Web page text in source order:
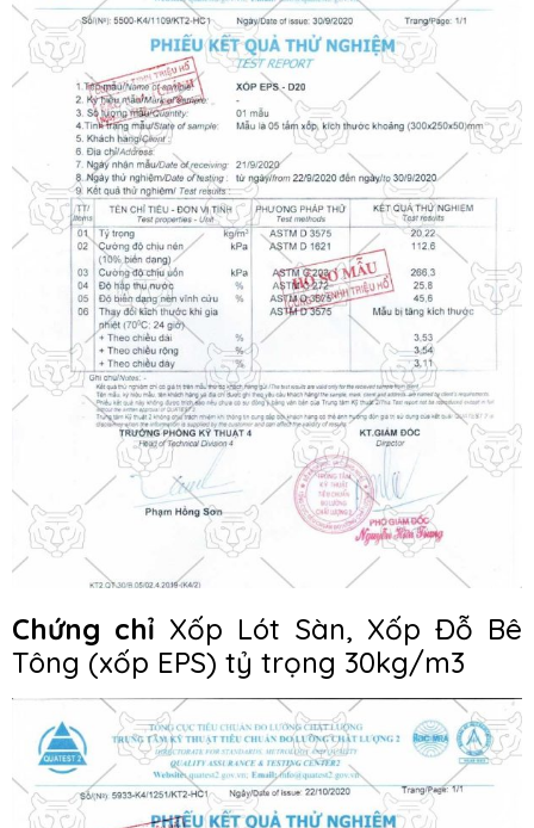
Chứng chỉ Xốp Lót Sàn, Xốp Đỗ Bê
Tông (xốp EPS) tỷ trọng 30kg/m3